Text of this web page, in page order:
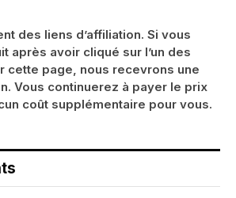
des liens d’affiliation. Si vous
après avoir cliqué sur l’un des
cette page, nous recevrons une
Vous continuerez à payer le prix
coût supplémentaire pour vous.